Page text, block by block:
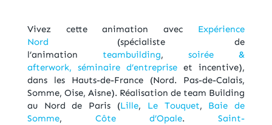
Vivez cette animation avec Expérience
Nord (spécialiste de
l’animation teambuilding,soirée &
afterwork,
séminaire d’entreprise et incentive),
dans les Hauts-de-France (Nord. Pas-de-Calais,
Somme, Oise, Aisne). Réalisation de team Building
au Nord de Paris (Lille, Le Touquet, Baie de
Somme, Côte d’Opale.Saint-